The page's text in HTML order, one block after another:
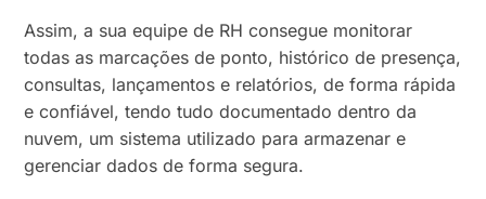
Assim, a sua equipe de RH consegue monitorar
todas as marcações de ponto, histórico de presença,
consultas, lançamentos e relatórios, de forma rápida
e confiável, tendo tudo documentado dentro da
nuvem, um sistema utilizado para armazenar e
gerenciar dados de forma segura.